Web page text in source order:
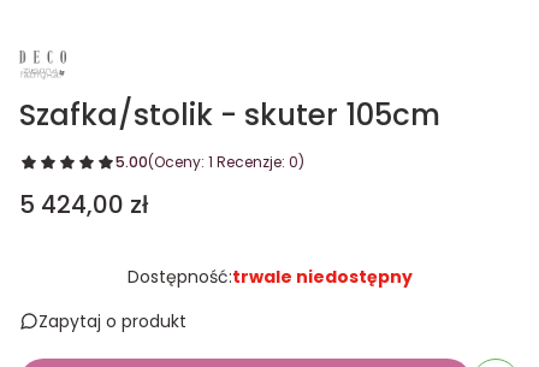
Szafka/stolik - skuter 105cm
5.00(Oceny: 1 Recenzje: 0)
Cena
5 424,00 zł
Dostępność:trwale niedostępny
Zapytaj o produkt